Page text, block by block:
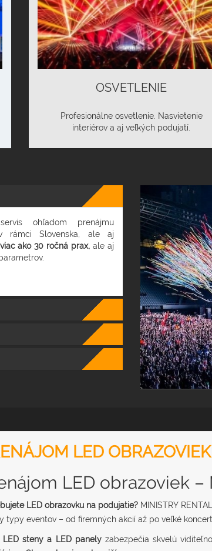
OSVETLENIE
Profesionálne osvetlenie. Nasvietenie
interiérov a aj veľkých podujatí.
ohľadom prenájmu
Slovenska, ale aj
viac ako 30 ročná prax, ale aj
LED OBRAZOVIEK
LED obrazoviek –
LED obrazovku na podujatie? MINISTRY
typy eventov – od firemných akcií až po veľké
LED steny a LED panelyzabezpečia skvelú